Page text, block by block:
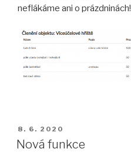
neflákáme ani o prázdninách!
PUBLIKOVÁNO
8. 6. 2020
Nová funkce